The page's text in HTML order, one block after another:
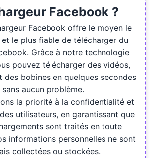
Facebook ?
Facebook offre le moyen le
le plus fiable de télécharger du
Grâce à notre technologie
pouvez télécharger des vidéos,
des bobines en quelques secondes
sans aucun problème.
la priorité à la confidentialité et
utilisateurs, en garantissant que
sont traités en toute
informations personnelles ne sont
collectées ou stockées.